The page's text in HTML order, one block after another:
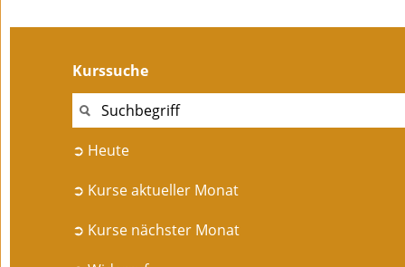
Kurssuche
➲ Heute
➲ Kurse aktueller Monat
➲ Kurse nächster Monat